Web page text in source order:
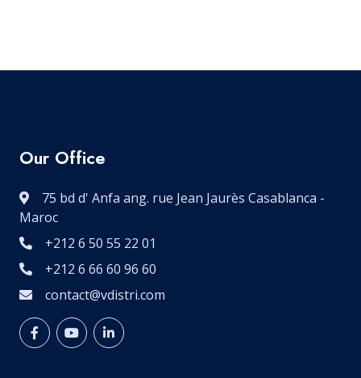
Our Office
75 bd d' Anfa ang. rue Jean Jaurès Casablanca -
Maroc
+212 6 50 55 22 01
+212 6 66 60 96 60
contact@vdistri.com